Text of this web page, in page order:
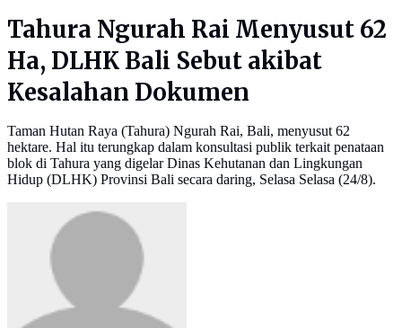
Tahura Ngurah Rai Menyusut 62
Ha, DLHK Bali Sebut akibat
Kesalahan Dokumen
Taman Hutan Raya (Tahura) Ngurah Rai, Bali, menyusut 62
hektare. Hal itu terungkap dalam konsultasi publik terkait penataan
blok di Tahura yang digelar Dinas Kehutanan dan Lingkungan
Hidup (DLHK) Provinsi Bali secara daring, Selasa Selasa (24/8).